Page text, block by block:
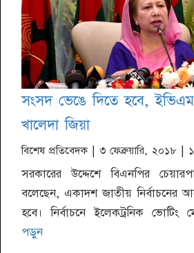
সংসদ ভেঙে দিতে হবে,
খালেদা জিয়া
বিশেষ প্রতিবেদক| ৩ ফেব্রুয়ারি, ২০১৮ |
সরকারের উদ্দেশে বিএনপির
বলেছেন, একাদশ জাতীয় নির্বাচনের
হবে। নির্বাচনে ইলেকট্রনিক ভোটিং
পড়ুন